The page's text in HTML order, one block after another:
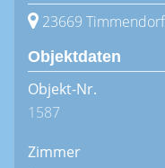
23669
Objektdaten
Objekt-Nr.
1587
Zimmer